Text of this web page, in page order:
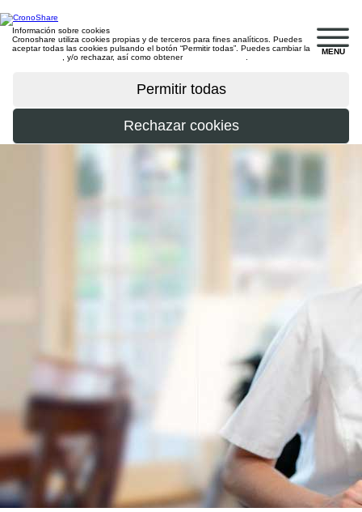
MENU
Información sobre cookies
Cronoshare utiliza cookies propias y de terceros para fines analíticos. Puedes
aceptar todas las cookies pulsando el botón “Permitir todas”. Puedes cambiar la
, y/o rechazar, así como obtener